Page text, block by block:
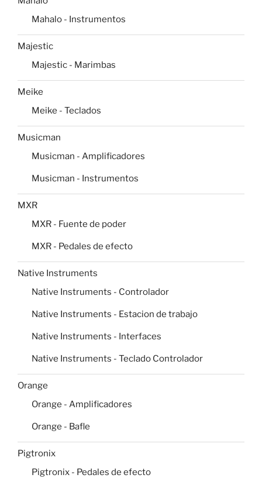
Mahalo - Instrumentos
Majestic
Majestic - Marimbas
Meike
Meike - Teclados
Musicman
Musicman - Amplificadores
Musicman - Instrumentos
MXR
MXR - Fuente de poder
MXR - Pedales de efecto
Native Instruments
Native Instruments - Controlador
Native Instruments - Estacion de trabajo
Native Instruments - Interfaces
Native Instruments - Teclado Controlador
Orange
Orange - Amplificadores
Orange - Bafle
Pigtronix
Pigtronix - Pedales de efecto